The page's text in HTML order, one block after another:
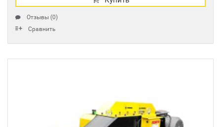
Отзывы (0)
Сравнить